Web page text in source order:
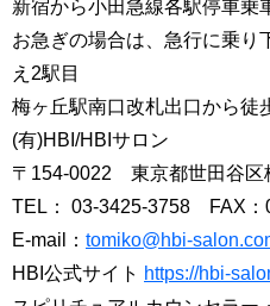
新宿から小田急線各駅停車乗
お急ぎの場合は、急行に乗り
え2駅目
梅ヶ丘駅南口改札出口から徒
(有)HBI/HBIサロン
〒154-0022 東京都世田谷区
TEL： 03-3425-3758 FAX：
E-mail： tomiko@hbi-
HBI公式サイト https://hbi-